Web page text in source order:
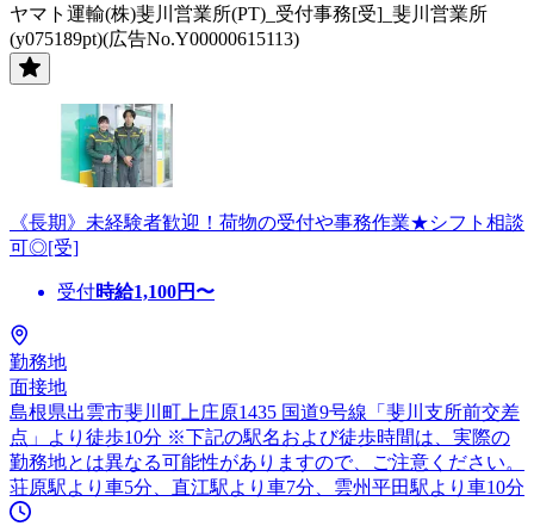
ヤマト運輸(株)斐川営業所(PT)_受付事務[受]_斐川営業所
(y075189pt)(広告No.Y00000615113)
《長期》未経験者歓迎！荷物の受付や事務作業★シフト相談
可◎[受]
受付時給1,100円〜
勤務地
面接地
島根県出雲市斐川町上庄原1435 国道9号線「斐川支所前交差
点」より徒歩10分 ※下記の駅名および徒歩時間は、実際の
勤務地とは異なる可能性がありますので、ご注意ください。
荘原駅より車5分、直江駅より車7分、雲州平田駅より車10分